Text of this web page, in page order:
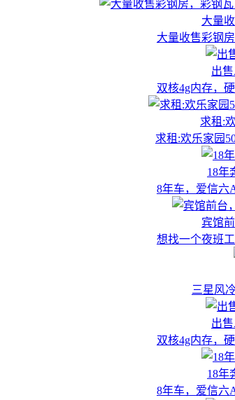
大量
大量收售彩钢
出
双核4g内存，
求租:
求租:欢乐家园
18年
8年车，爱信六
宾馆
想找一个夜班
三星风
出
双核4g内存，
18年
8年车，爱信六